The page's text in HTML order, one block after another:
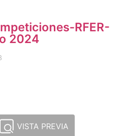
RFER-
2024
VISTA PREVIA